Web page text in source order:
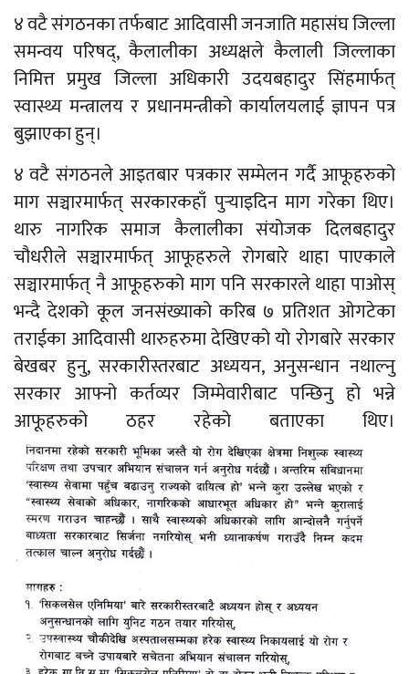
४ वटै संगठनका तर्फबाट आदिवासी जनजाति महासंघ जिल्ला
समन्वय परिषद्, कैलालीका अध्यक्षले कैलाली जिल्लाका
निमित्त प्रमुख जिल्ला अधिकारी उदयबहादुर सिंहमार्फत्
स्वास्थ्य मन्त्रालय र प्रधानमन्त्रीको कार्यालयलाई ज्ञापन पत्र
बुझाएका हुन्।
४ वटै संगठनले आइतबार पत्रकार सम्मेलन गर्दै आफूहरुको
माग सञ्चारमार्फत् सरकारकहाँ पुर्‍याइदिन माग गरेका थिए।
थारु नागरिक समाज कैलालीका संयोजक दिलबहादुर
चौधरीले सञ्चारमार्फत् आफूहरुले रोगबारे थाहा पाएकाले
सञ्चारमार्फत् नै आफूहरुको माग पनि सरकारले थाहा पाओस्
भन्दै देशको कूल जनसंख्याको करिब ७ प्रतिशत ओगटेका
तराईका आदिवासी थारुहरुमा देखिएको यो रोगबारे सरकार
बेखबर हुनु, सरकारीस्तरबाट अध्ययन, अनुसन्धान नथाल्नु
सरकार आफ्नो कर्तव्यर जिम्मेवारीबाट पन्छिनु हो भन्ने
आफूहरुको ठहर रहेको बताएका थिए।